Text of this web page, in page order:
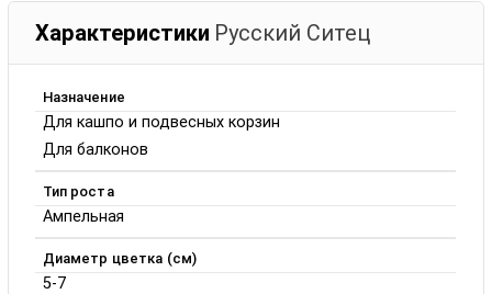
Характеристики Русский Ситец
Назначение
Для кашпо и подвесных корзин
Для балконов
Тип роста
Ампельная
Диаметр цветка (см)
5-7